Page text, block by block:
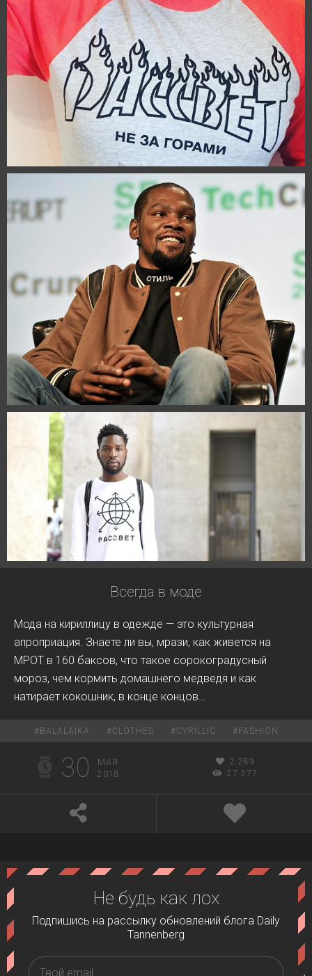
Всегда в моде
Мода на кириллицу в одежде — это культурная
апроприация. Знаете ли вы, мрази, как живется на
МРОТ в 160 баксов, что такое сорокоградусный
мороз, чем кормить домашнего медведя и как
натирает кокошник, в конце концов…
# BALALAIKA #CLOTHES #CYRILLIC # FASHION
30
МАЯ
2018
2 289
27 277
Не будь как лох
Подпишись на рассылку обновлений блога Daily
Tannenberg